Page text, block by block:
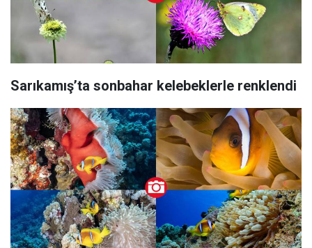
Sarıkamış’ta sonbahar kelebeklerle renklendi